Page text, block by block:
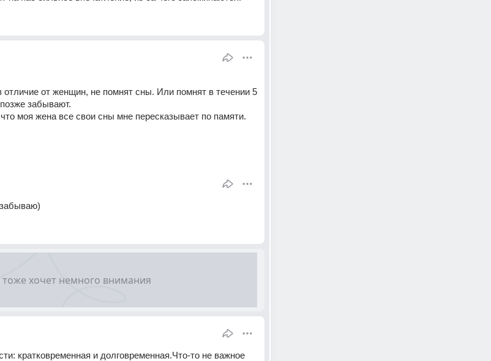
отличие от женщин, не помнят сны. Или помнят в течении 5
забывают.
моя жена все свои сны мне пересказывает по памяти.
кратковременная и долговременная.Что-то не важное